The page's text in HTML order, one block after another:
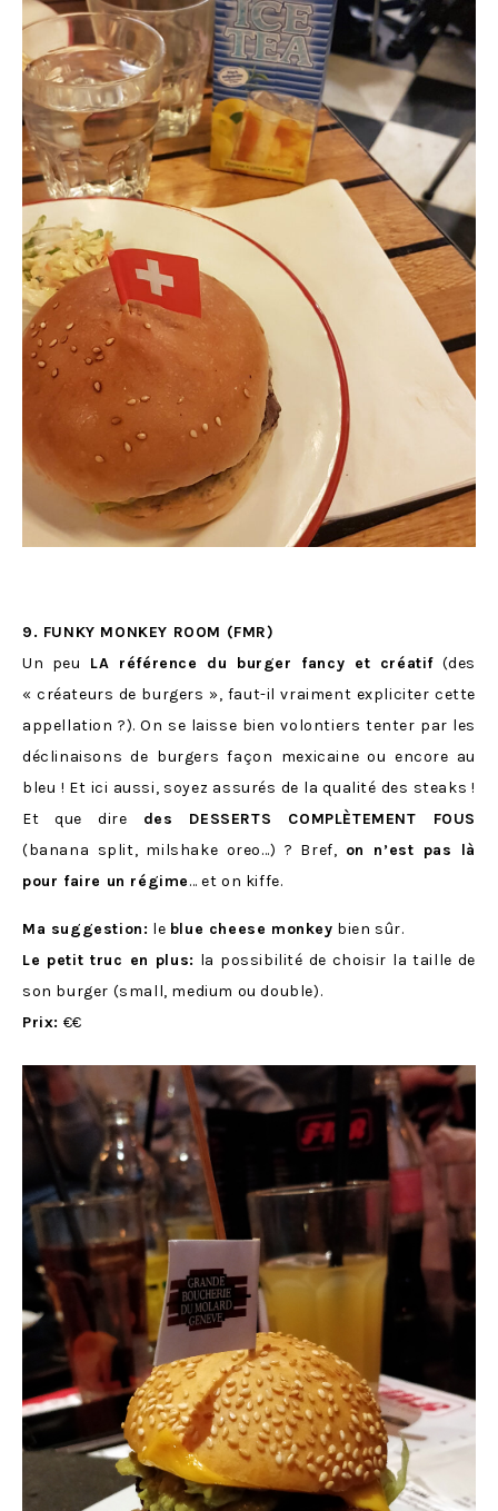
9. FUNKY MONKEY ROOM (FMR)
Un peu LA référence du burger fancy et créatif(des
« créateurs de burgers », faut-il vraiment expliciter cette
appellation ?). On se laisse bien volontiers tenter par les
déclinaisons de burgers façon mexicaine ou encore au
bleu ! Et ici aussi, soyez assurés de la qualité des steaks !
Et que dire des DESSERTS COMPLÈTEMENT FOUS
(banana split, milshake oreo…) ? Bref, on n’est pas là
pour faire un régime… et on kiffe.
Ma suggestion: le blue cheese monkey bien sûr.
Le petit truc en plus: la possibilité de choisir la taille de
son burger (small, medium ou double).
Prix: €€